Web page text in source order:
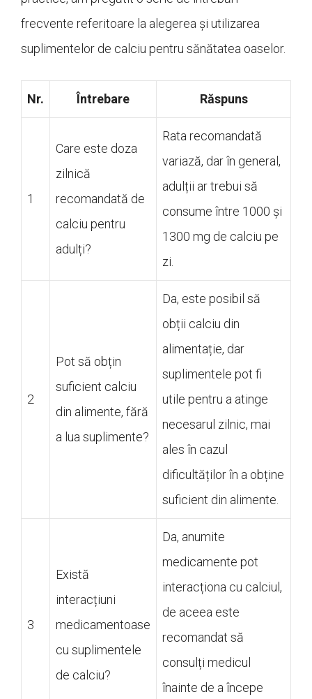
frecvente referitoare la alegerea și utilizarea
suplimentelor de calciu pentru sănătatea oaselor.
Nr. Întrebare Răspuns
1
Care este doza
zilnică
recomandată de
calciu pentru
adulți?
Rata recomandată
variază, dar în general,
adulții ar trebui să
consume între 1000 și
1300 mg de calciu pe
zi.
2
Pot să obțin
suficient calciu
din alimente, fără
a lua suplimente?
Da, este posibil să
obții calciu din
alimentație, dar
suplimentele pot fi
utile pentru a atinge
necesarul zilnic, mai
ales în cazul
dificultăților în a obține
suficient din alimente.
3
Există
interacțiuni
medicamentoase
cu suplimentele
de calciu?
Da, anumite
medicamente pot
interacționa cu calciul,
de aceea este
recomandat să
consulți medicul
înainte de a începe